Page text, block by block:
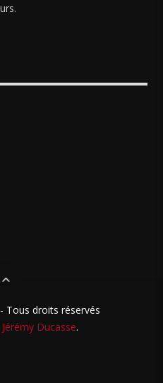
Tous droits réservés
Ducasse.